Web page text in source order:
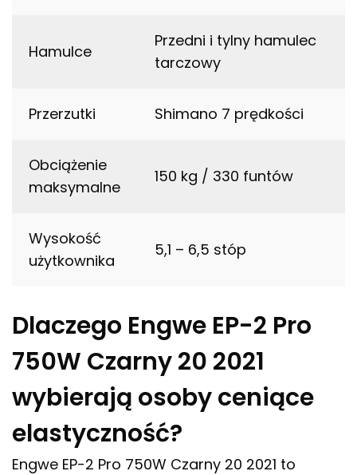
Hamulce
Przedni i tylny hamulec
tarczowy
Przerzutki Shimano 7 prędkości
Obciążenie
maksymalne
150 kg / 330 funtów
Wysokość
użytkownika
5,1 – 6,5 stóp
Dlaczego Engwe EP-2 Pro
750W Czarny 20 2021
wybierają osoby ceniące
elastyczność?
Engwe EP-2 Pro 750W Czarny 20 2021 to